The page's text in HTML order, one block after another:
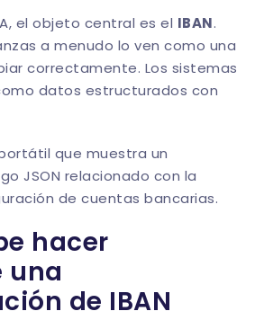
el objeto central es el IBAN.
a menudo lo ven como una
correctamente. Los sistemas
datos estructurados con
hacer
una
de IBAN